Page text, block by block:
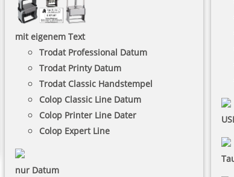
mit eigenem Text
Trodat Professional Datum
Trodat Printy Datum
Trodat Classic Handstempel
Colop Classic Line Datum
Colop Printer Line Dater
Colop Expert Line
nur Datum